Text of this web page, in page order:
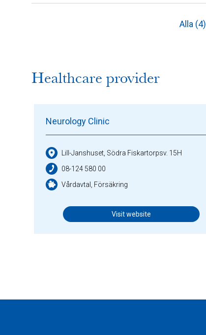
Alla (4)
Healthcare provider
Neurology Clinic
Lill-Janshuset, Södra Fiskartorpsv. 15H
08-124 580 00
Vårdavtal, Försäkring
Visit website